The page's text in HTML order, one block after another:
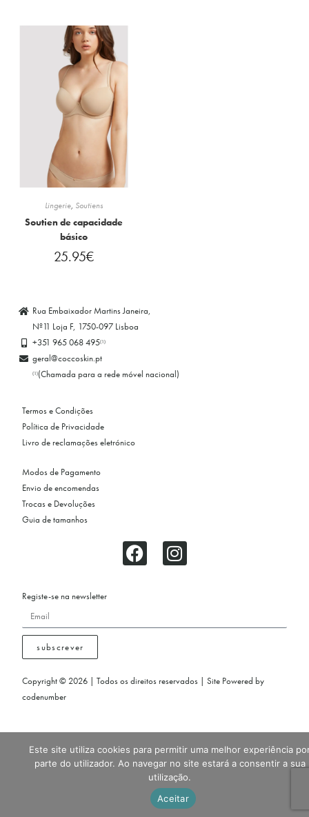
Lingerie, Soutiens
Soutien de capacidade
básico
25.95€
Rua Embaixador Martins Janeira,
Nº11 Loja F, 1750-097 Lisboa
+351 965 068 495(1)
geral@coccoskin.pt
(1)(Chamada para a rede móvel nacional)
Termos e Condições
Política de Privacidade
Livro de reclamações eletrónico
Modos de Pagamento
Envio de encomendas
Trocas e Devoluções
Guia de tamanhos
Registe-se na newsletter
subscrever
Copyright © 2026 | Todos os direitos reservados | Site Powered by
codenumber
Este site utiliza cookies para permitir uma melhor experiência
parte do utilizador. Ao navegar no site estará a consentir a sua
utilização.
Aceitar